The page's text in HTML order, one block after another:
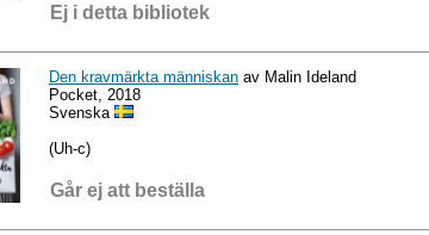
Ej i detta bibliotek
Den kravmärkta människan av Malin Ideland
Pocket, 2018
Svenska
(Uh-c)
Går ej att beställa